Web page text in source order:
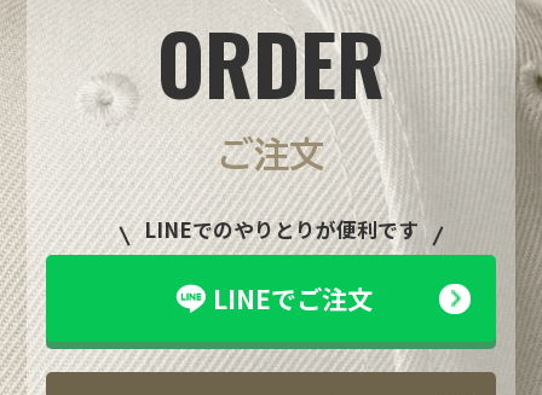
ORDER
ご注文
LINEでのやりとりが便利です
LINEでご注文